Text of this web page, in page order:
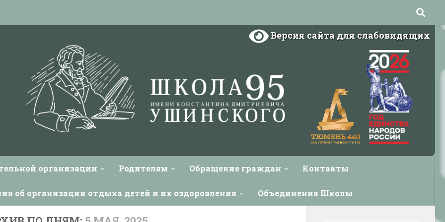
Версия сайта для слабовидящих
организации Родителям Обращение граждан Контакты
об организации отдыха детей и их оздоровления Объединения Школы